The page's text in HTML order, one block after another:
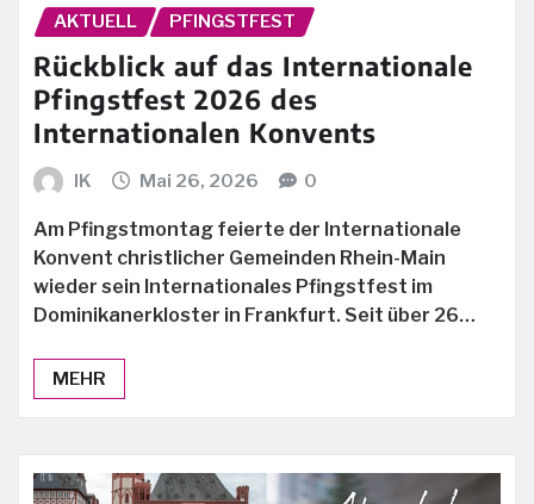
AKTUELL PFINGSTFEST
Rückblick auf das Internationale
Pfingstfest 2026 des
Internationalen Konvents
IK Mai 26, 2026 0
Am Pfingstmontag feierte der Internationale
Konvent christlicher Gemeinden Rhein-Main
wieder sein Internationales Pfingstfest im
Dominikanerkloster in Frankfurt. Seit über 26…
MEHR